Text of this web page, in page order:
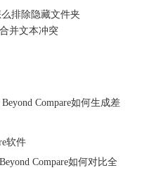
输出显示冲突
输出的默认文本，有四种
部分选择左侧窗格的内容
部分选择右侧窗格的内容
冲突部分选择中心窗格的
么排除隐藏文件夹
并文本冲突
Compare如何生成差
软件
Compare如何对比全